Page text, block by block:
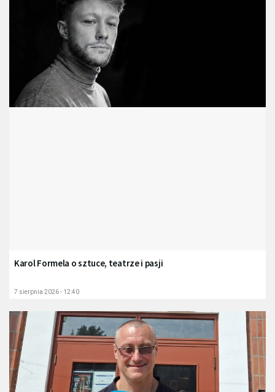
Karol Formela o sztuce, teatrze i pasji
7 sierpnia 2026 - 12:40